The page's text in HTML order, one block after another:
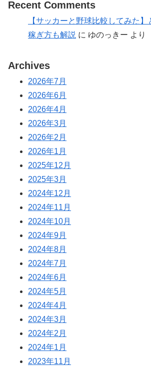
Recent Comments
【サッカーと野球比較してみた】
稼ぎ方も解説 に ゆのっきー より
Archives
2026年7月
2026年6月
2026年4月
2026年3月
2026年2月
2026年1月
2025年12月
2025年3月
2024年12月
2024年11月
2024年10月
2024年9月
2024年8月
2024年7月
2024年6月
2024年5月
2024年4月
2024年3月
2024年2月
2024年1月
2023年11月